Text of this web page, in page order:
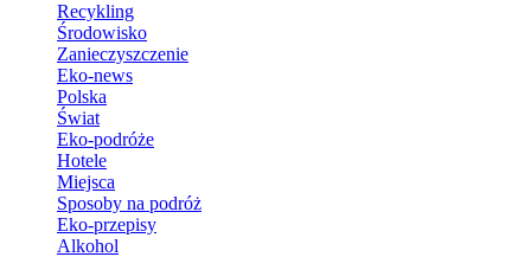
Recykling
Środowisko
Zanieczyszczenie
Eko-news
Polska
Świat
Eko-podróże
Hotele
Miejsca
Sposoby na podróż
Eko-przepisy
Alkohol